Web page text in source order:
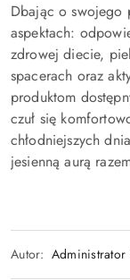
Dbając o swojego
aspektach:
zdrowej diecie,
spacerach oraz
produktom
czuł się
chłodniejszych
jesienną aurą
Autor: Administrator